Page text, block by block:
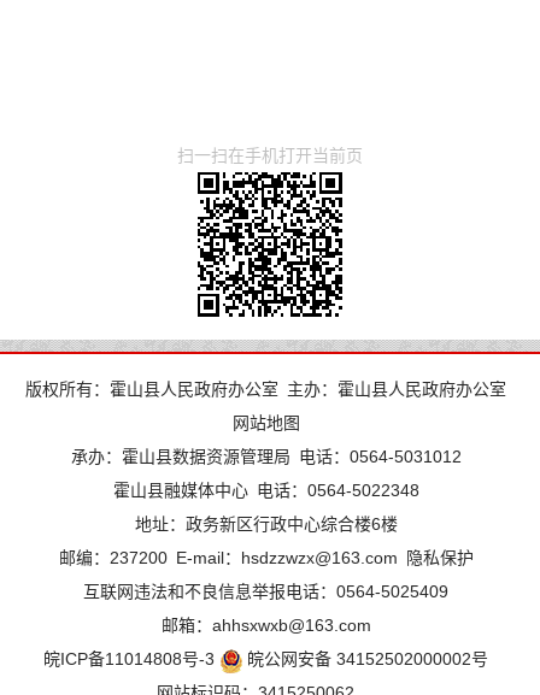
扫一扫在手机打开当前页
版权所有：霍山县人民政府办公室 主办：霍山县人民政府办公室
网站地图
承办：霍山县数据资源管理局 电话：0564-5031012
霍山县融媒体中心 电话：0564-5022348
地址：政务新区行政中心综合楼6楼
邮编：237200 E-mail：hsdzzwzx@163.com
隐私保护
互联网违法和不良信息举报电话：0564-5025409
邮箱：ahhsxwxb@163.com
皖ICP备11014808号-3
皖公网安备 34152502000002号